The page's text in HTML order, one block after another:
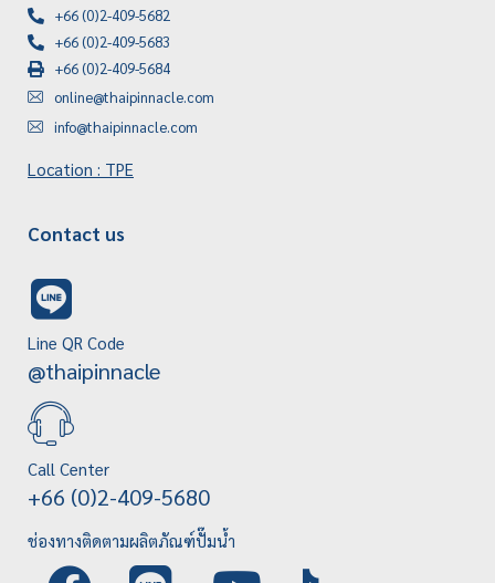
+66 (0)2-409-5682
+66 (0)2-409-5683
+66 (0)2-409-5684
online@thaipinnacle.com
info@thaipinnacle.com
Location : TPE
Contact us
Line QR Code
@thaipinnacle
Call Center
+66 (0)2-409-5680
ช่องทางติดตามผลิตภัณฑ์ปั๊มน้ำ